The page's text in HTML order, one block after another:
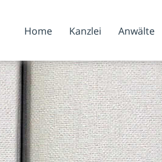
Home Kanzlei Anwälte